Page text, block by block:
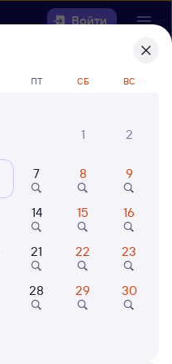
Войти
найтиж/д
—
ПТ СБ ВС
1
2
7 8 9
14 15 16
21 22 23
28 29 30